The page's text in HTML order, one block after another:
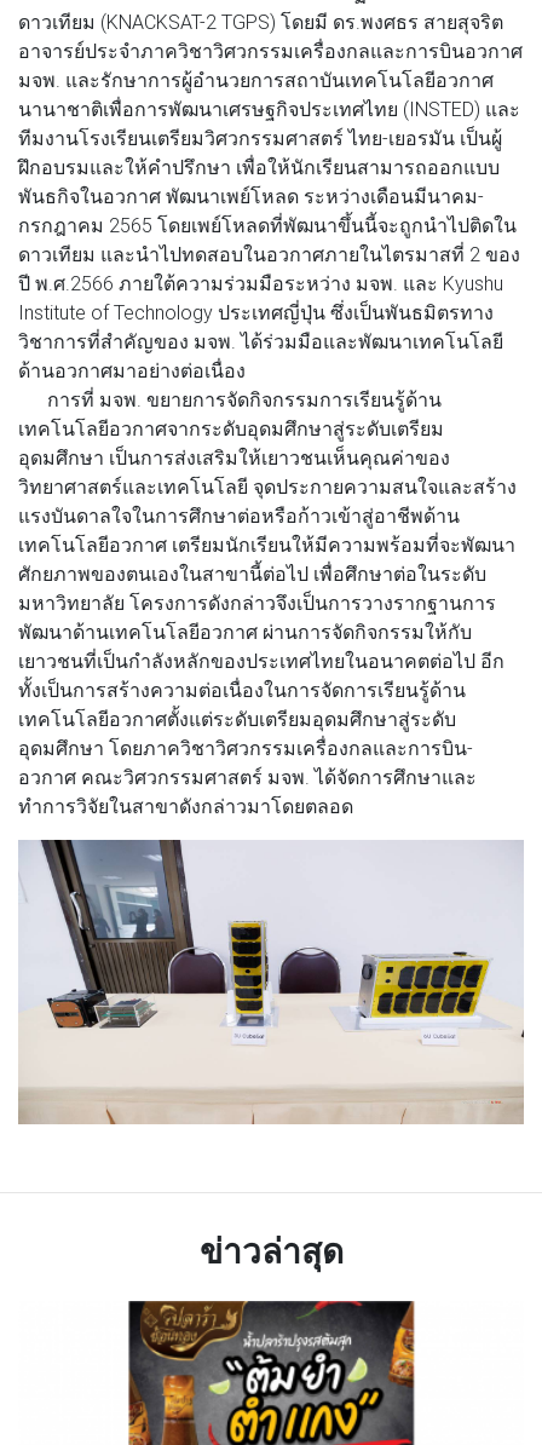
ดาวเทียม (KNACKSAT-2 TGPS) โดยมี ดร.พงศธร สายสุจริต
อาจารย์ประจำภาควิชาวิศวกรรมเครื่องกลและการบินอวกาศ
มจพ. และรักษาการผู้อำนวยการสถาบันเทคโนโลยีอวกาศ
นานาชาติเพื่อการพัฒนาเศรษฐกิจประเทศไทย (INSTED) และ
ทีมงานโรงเรียนเตรียมวิศวกรรมศาสตร์ ไทย-เยอรมัน เป็นผู้
ฝึกอบรมและให้คำปรึกษา เพื่อให้นักเรียนสามารถออกแบบ
พันธกิจในอวกาศ พัฒนาเพย์โหลด ระหว่างเดือนมีนาคม-
กรกฎาคม 2565 โดยเพย์โหลดที่พัฒนาขึ้นนี้จะถูกนำไปติดใน
ดาวเทียม และนำไปทดสอบในอวกาศภายในไตรมาสที่ 2 ของ
ปี พ.ศ.2566 ภายใต้ความร่วมมือระหว่าง มจพ. และ Kyushu
Institute of Technology ประเทศญี่ปุ่น ซึ่งเป็นพันธมิตรทาง
วิชาการที่สำคัญของ มจพ. ได้ร่วมมือและพัฒนาเทคโนโลยี
ด้านอวกาศมาอย่างต่อเนื่อง
การที่ มจพ. ขยายการจัดกิจกรรมการเรียนรู้ด้าน
เทคโนโลยีอวกาศจากระดับอุดมศึกษาสู่ระดับเตรียม
อุดมศึกษา เป็นการส่งเสริมให้เยาวชนเห็นคุณค่าของ
วิทยาศาสตร์และเทคโนโลยี จุดประกายความสนใจและสร้าง
แรงบันดาลใจในการศึกษาต่อหรือก้าวเข้าสู่อาชีพด้าน
เทคโนโลยีอวกาศ เตรียมนักเรียนให้มีความพร้อมที่จะพัฒนา
ศักยภาพของตนเองในสาขานี้ต่อไป เพื่อศึกษาต่อในระดับ
มหาวิทยาลัย โครงการดังกล่าวจึงเป็นการวางรากฐานการ
พัฒนาด้านเทคโนโลยีอวกาศ ผ่านการจัดกิจกรรมให้กับ
เยาวชนที่เป็นกำลังหลักของประเทศไทยในอนาคตต่อไป อีก
ทั้งเป็นการสร้างความต่อเนื่องในการจัดการเรียนรู้ด้าน
เทคโนโลยีอวกาศตั้งแต่ระดับเตรียมอุดมศึกษาสู่ระดับ
อุดมศึกษา โดยภาควิชาวิศวกรรมเครื่องกลและการบิน-
อวกาศ คณะวิศวกรรมศาสตร์ มจพ. ได้จัดการศึกษาและ
ทำการวิจัยในสาขาดังกล่าวมาโดยตลอด
ข่าวล่าสุด